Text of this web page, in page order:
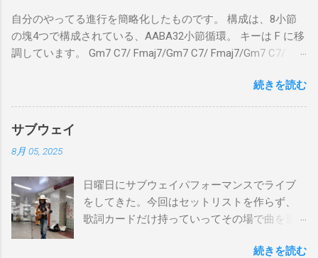
自分のやってる進行を簡略化したものです。 構成は、8小節
の塊4つで構成されている、AABA32小節循環。 キーは F に移
調しています。 Gm7 C7/ Fmaj7/Gm7 C7/ Fmaj7/Gm7 C7/
Fmaj7/Gm7 C7/ Am7 D7/Gm7 C7/ Fmaj7/ Bbmaj7/Am7
Abm7/Gm7 C7/Fmaj7/Bbmaj7/Am7 Abm7/Gm7 C7/Fmaj7/
Gm7 C7/ Fmaj7/Gm7 C7/ Fmaj7/Gm7 C7/ Am7 D7/Gm7 C7/
Fmaj7/ Gm7 C7 Fmaj7 僕のスエードシューズ Gm7
C7 Fmaj7 黒いスエードシューズ Gm7 C7 Am
のも一緒さ Gm7 C7 Fmaj7 僕のスウェードシューズ
Gm7 C7 Fmaj7 先の尖ったシューズ Gm7 C7
Am7 とてもカッコいいのさ D7 Gm7 C7 Fmaj7 いつも気分
最高 Bbmaj7 Am7 Abm7 こい...
続きを読む
サブウェイ
8月 05, 2025
日曜日にサブウェイパフォーマンスでライブ
をしてきた。今回はセットリストを作らず、
歌詞カードだけ持っていってその場で曲を選
をやった。でも、曲選びにかなりの時間を使
続きを読む